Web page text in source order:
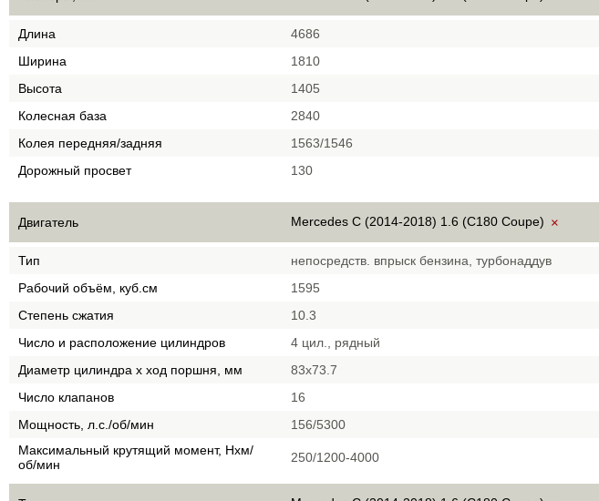
Длина 4686
Ширина
1810
Высота
1405
Колесная база
2840
Колея передняя/задняя
1563/1546
Дорожный просвет
130
Двигатель Mercedes C (2014-2018) 1.6 (C180 Coupe) ×
Тип непосредств. впрыск бензина, турбонаддув
Рабочий объём, куб.см
1595
Степень сжатия
10.3
Число и расположение цилиндров
4 цил., рядный
Диаметр цилиндра х ход поршня, мм
83x73.7
Число клапанов
16
Мощность, л.с./об/мин
156/5300
Максимальный крутящий момент, Нхм/
об/мин
250/1200-4000